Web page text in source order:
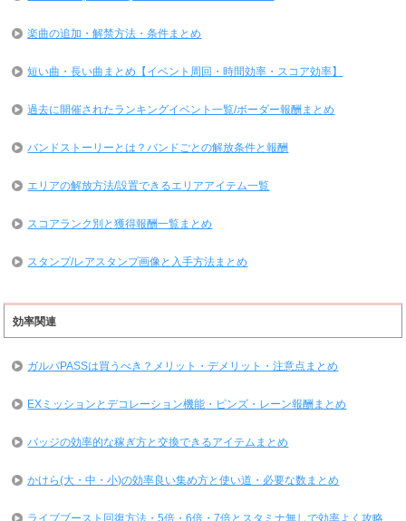
楽曲の追加・解禁方法・条件まとめ
短い曲・長い曲まとめ【イベント周回・時間効率・スコア効率】
過去に開催されたランキングイベント一覧/ボーダー報酬まとめ
バンドストーリーとは？バンドごとの解放条件と報酬
エリアの解放方法/設置できるエリアアイテム一覧
スコアランク別と獲得報酬一覧まとめ
スタンプ/レアスタンプ画像と入手方法まとめ
効率関連
ガルパPASSは買うべき？メリット・デメリット・注意点まとめ
EXミッションとデコレーション機能・ピンズ・レーン報酬まとめ
バッジの効率的な稼ぎ方と交換できるアイテムまとめ
かけら(大・中・小)の効率良い集め方と使い道・必要な数まとめ
ライブブースト回復方法・5倍・6倍・7倍とスタミナ無しで効率よく攻略